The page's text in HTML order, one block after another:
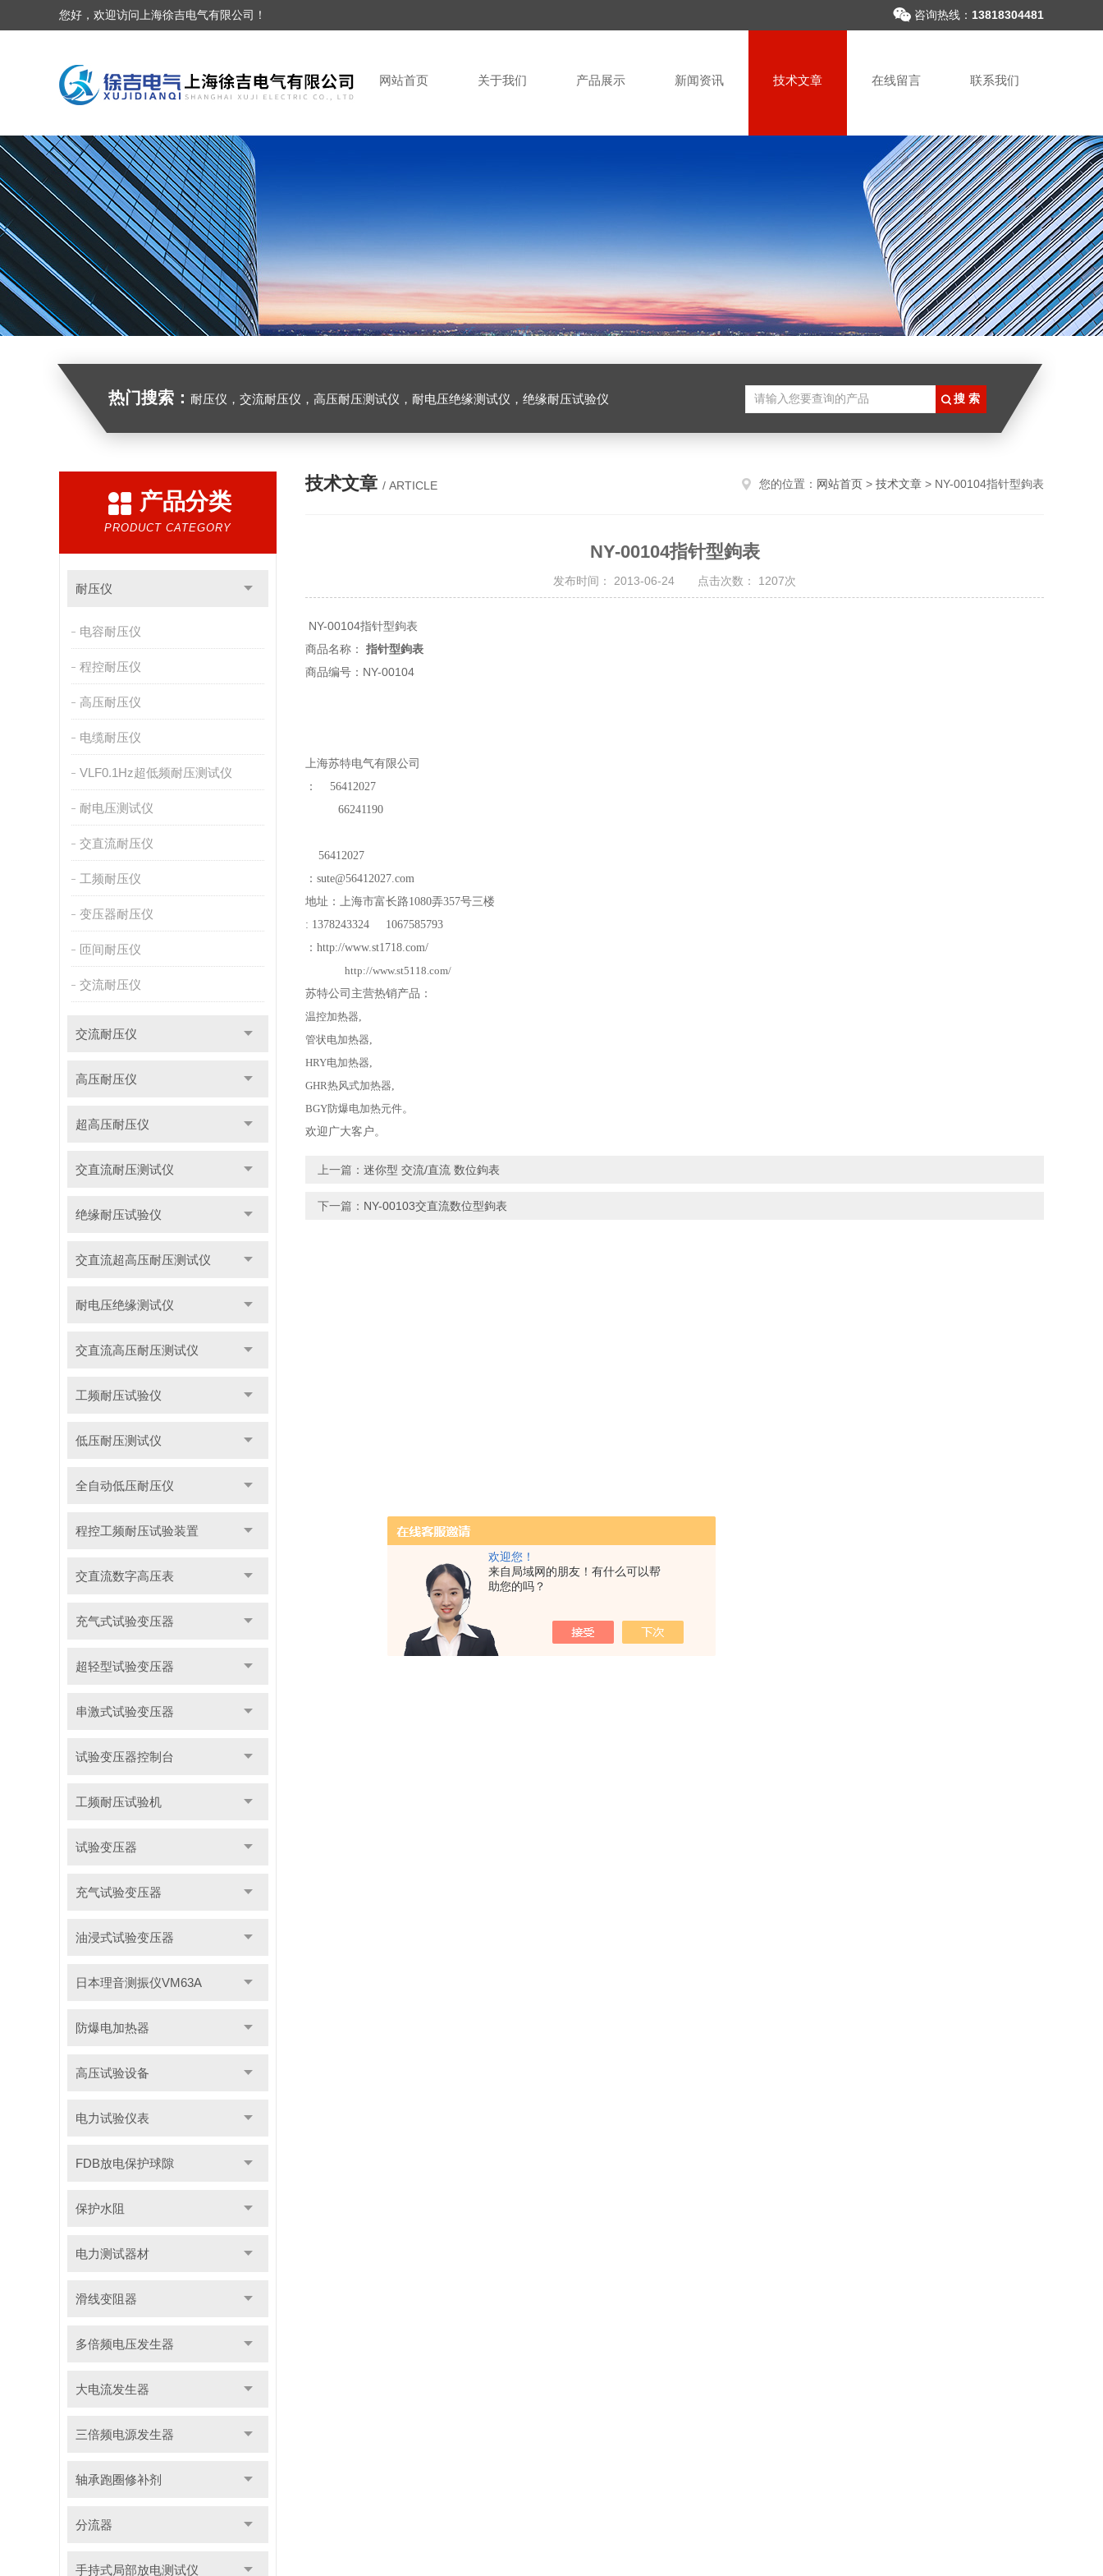
欢迎您！
来自局域网的朋友！有什么可以帮
助您的吗？
您好，欢迎访问上海徐吉电气有限公司！ 咨询热线： 13818304481
网站首页 关于我们 产品展示 新闻资讯 技术文章 在线留言 联系我们
热门搜索： 耐压仪，交流耐压仪，高压耐压测试仪，耐电压绝缘测试仪，绝缘耐压试验仪
产品分类
PRODUCT CATEGORY
耐压仪
电容耐压仪
程控耐压仪
高压耐压仪
电缆耐压仪
VLF0.1Hz超低频耐压测试仪
耐电压测试仪
交直流耐压仪
工频耐压仪
变压器耐压仪
匝间耐压仪
交流耐压仪
交流耐压仪
高压耐压仪
超高压耐压仪
交直流耐压测试仪
绝缘耐压试验仪
交直流超高压耐压测试仪
耐电压绝缘测试仪
交直流高压耐压测试仪
工频耐压试验仪
低压耐压测试仪
全自动低压耐压仪
程控工频耐压试验装置
交直流数字高压表
充气式试验变压器
超轻型试验变压器
串激式试验变压器
试验变压器控制台
工频耐压试验机
试验变压器
充气试验变压器
油浸式试验变压器
日本理音测振仪VM63A
防爆电加热器
高压试验设备
电力试验仪表
FDB放电保护球隙
保护水阻
电力测试器材
滑线变阻器
多倍频电压发生器
大电流发生器
三倍频电源发生器
轴承跑圈修补剂
分流器
手持式局部放电测试仪
技术文章 / ARTICLE 您的位置： 网站首页 > 技术文章 > NY-00104指针型鉤表
NY-00104指针型鉤表
发布时间： 2013-06-24 点击次数： 1207次
NY-00104指针型鉤表
商品名称： 指针型鉤表
商品编号：NY-00104
上海苏特电气有限公司
：
56412027
66241190
56412027
： sute@56412027.com
地址：上海市富长路1080弄357号三楼
: 1378243324 1067585793
： http://www.st1718.com/
http://www.st5118.com/
苏特公司主营热销产品：
温控加热器,
管状电加热器,
HRY电加热器,
GHR热风式加热器,
BGY防爆电加热元件。
欢迎广大客户。
上一篇： 迷你型 交流/直流 数位鉤表
下一篇： NY-00103交直流数位型鉤表